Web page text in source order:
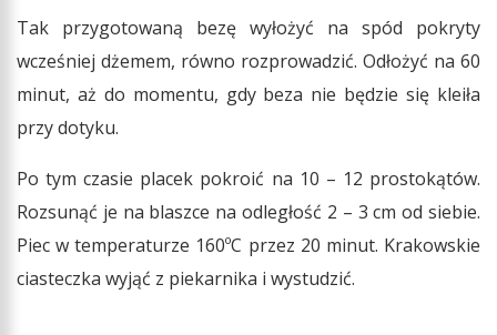
Tak przygotowaną bezę wyłożyć na spód pokryty
wcześniej dżemem, równo rozprowadzić. Odłożyć na 60
minut, aż do momentu, gdy beza nie będzie się kleiła
przy dotyku.
Po tym czasie placek pokroić na 10 – 12 prostokątów.
Rozsunąć je na blaszce na odległość 2 – 3 cm od siebie.
Piec w temperaturze 160ºC przez 20 minut. Krakowskie
ciasteczka wyjąć z piekarnika i wystudzić.